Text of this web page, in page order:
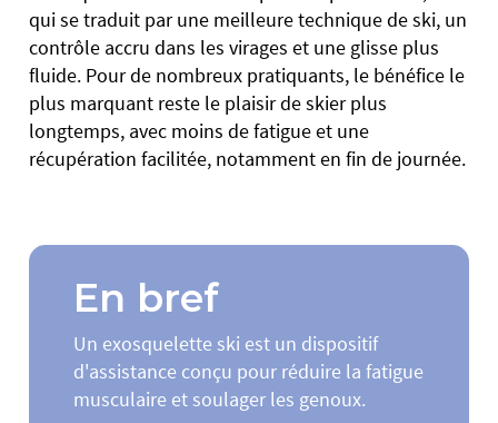
qui se traduit par une meilleure technique de ski, un
contrôle accru dans les virages et une glisse plus
fluide. Pour de nombreux pratiquants, le bénéfice le
plus marquant reste le plaisir de skier plus
longtemps, avec moins de fatigue et une
récupération facilitée, notamment en fin de journée.
En bref
Un exosquelette ski est un dispositif
d'assistance conçu pour réduire la fatigue
musculaire et soulager les genoux.